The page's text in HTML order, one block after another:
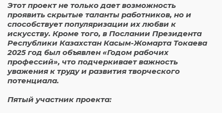
Этот проект не только дает возможность
проявить скрытые таланты работников, но и
способствует популяризации их любви к
искусству. Кроме того, в Послании Президента
Республики Казахстан Касым-Жомарта Токаева
2025 год был объявлен «Годом рабочих
профессий», что подчеркивает важность
уважения к труду и развития творческого
потенциала.
Пятый участник проекта: